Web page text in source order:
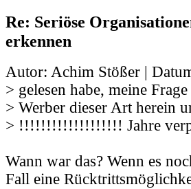
Re: Seriöse
erkennen
Autor: Achim Stößer |
> gelesen habe, meine
> Werber dieser Art herein
> !!!!!!!!!!!!!!!!!!! Jahre
Wann war das? Wenn es
Fall eine